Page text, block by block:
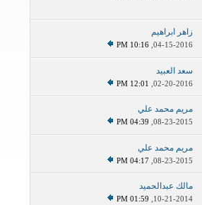
زاهر ابراهيم
04-15-2016,
10:16 PM
سعد العبيد
02-20-2016,
12:01 PM
مريم محمد علي
08-23-2015,
04:39 PM
مريم محمد علي
08-23-2015,
04:17 PM
مالك عبدالحميد
10-21-2014,
01:59 PM